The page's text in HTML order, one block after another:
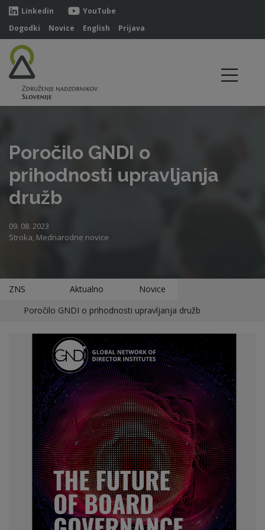
Linkedin
YouTube
Dogodki
Novice English Prijava
Poročilo GNDI o
prihodnosti upravljanja
družb
09. 08. 2023
Stroka, Mednarodne novice
ZNS Aktualno
Novice
Poročilo GNDI o prihodnosti upravljanja družb